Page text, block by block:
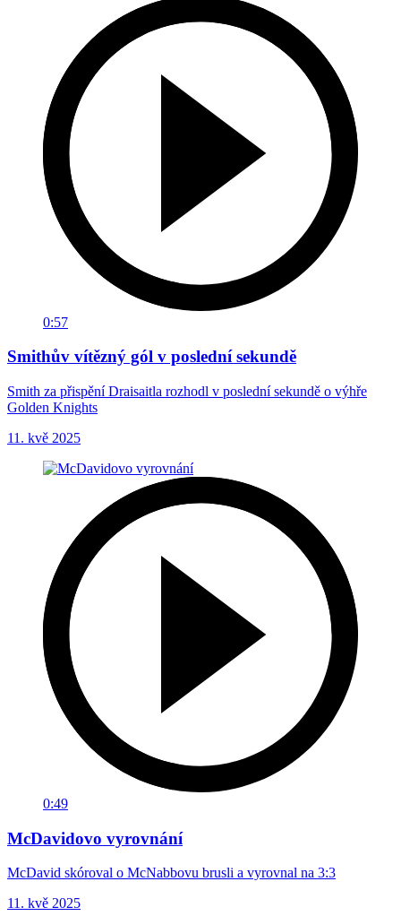
0:57
Smithův vítězný gól v poslední sekundě
Smith za přispění Draisaitla rozhodl v poslední sekundě o výhře
Golden Knights
11. kvě 2025
0:49
McDavidovo vyrovnání
McDavid skóroval o McNabbovu brusli a vyrovnal na 3:3
11. kvě 2025